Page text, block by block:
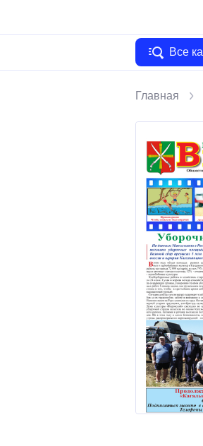
Все
Главная